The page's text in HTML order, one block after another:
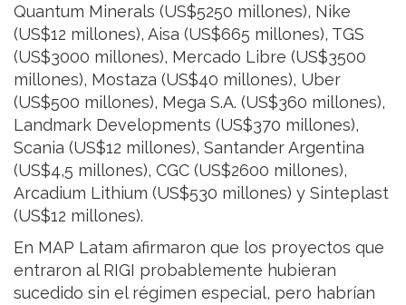
Quantum Minerals (US$5250 millones), Nike
(US$12 millones), Aisa (US$665 millones), TGS
(US$3000 millones), Mercado Libre (US$3500
millones), Mostaza (US$40 millones), Uber
(US$500 millones), Mega S.A. (US$360 millones),
Landmark Developments (US$370 millones),
Scania (US$12 millones), Santander Argentina
(US$4,5 millones), CGC (US$2600 millones),
Arcadium Lithium (US$530 millones) y Sinteplast
(US$12 millones).
En MAP Latam afirmaron que los proyectos que
entraron al RIGI probablemente hubieran
sucedido sin el régimen especial, pero habrían